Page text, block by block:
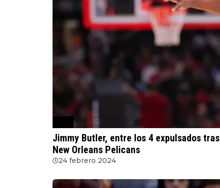
Jimmy Butler, entre los 4 expulsados
New Orleans Pelicans
24 febrero 2024